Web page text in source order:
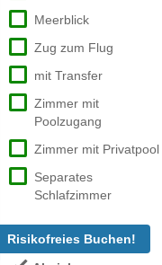
Meerblick
Zug zum Flug
mit Transfer
Zimmer mit
Poolzugang
Zimmer mit Privatpool
Separates
Schlafzimmer
Risikofreies Buchen!